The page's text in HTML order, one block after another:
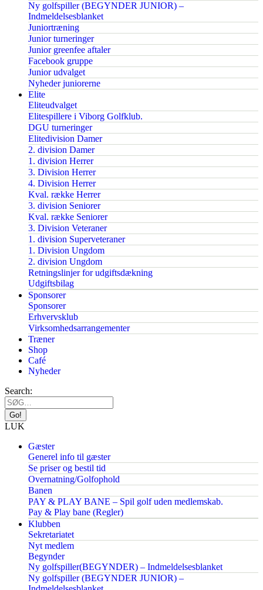
Ny golfspiller (BEGYNDER JUNIOR) –
Indmeldelsesblanket
Juniortræning
Junior turneringer
Junior greenfee aftaler
Facebook gruppe
Junior udvalget
Nyheder juniorerne
Elite
Eliteudvalget
Elitespillere i Viborg Golfklub.
DGU turneringer
Elitedivision Damer
2. division Damer
1. division Herrer
3. Division Herrer
4. Division Herrer
Kval. række Herrer
3. division Seniorer
Kval. række Seniorer
3. Division Veteraner
1. division Superveteraner
1. Division Ungdom
2. division Ungdom
Retningslinjer for udgiftsdækning
Udgiftsbilag
Sponsorer
Sponsorer
Erhvervsklub
Virksomhedsarrangementer
Træner
Shop
Café
Nyheder
Search:
LUK
Gæster
Generel info til gæster
Se priser og bestil tid
Overnatning/Golfophold
Banen
PAY & PLAY BANE – Spil golf uden medlemskab.
Pay & Play bane (Regler)
Klubben
Sekretariatet
Nyt medlem
Begynder
Ny golfspiller(BEGYNDER) – Indmeldelsesblanket
Ny golfspiller (BEGYNDER JUNIOR) –